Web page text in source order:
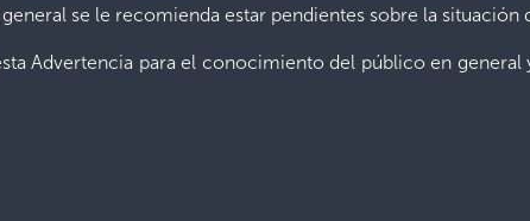
se le recomienda estar pendientes sobre la situación
Advertencia para el conocimiento del público en